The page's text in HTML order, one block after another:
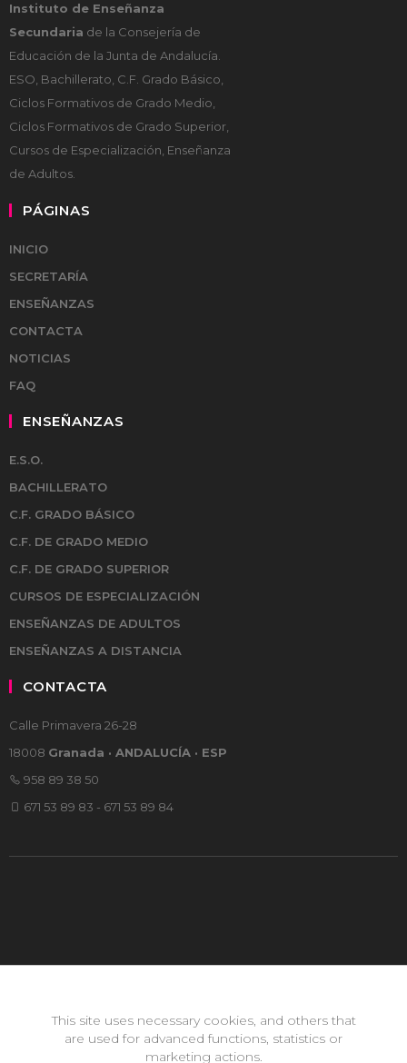
This site uses necessary cookies, and others that
are used for advanced functions, statistics or
marketing actions.
Instituto de Enseñanza
Secundaria de la Consejería de
Educación de la Junta de Andalucía.
ESO, Bachillerato, C.F. Grado Básico,
Ciclos Formativos de Grado Medio,
Ciclos Formativos de Grado Superior,
Cursos de Especialización, Enseñanza
de Adultos.
PÁGINAS
INICIO
SECRETARÍA
ENSEÑANZAS
CONTACTA
NOTICIAS
FAQ
ENSEÑANZAS
E.S.O.
BACHILLERATO
C.F. GRADO BÁSICO
C.F. DE GRADO MEDIO
C.F. DE GRADO SUPERIOR
CURSOS DE ESPECIALIZACIÓN
ENSEÑANZAS DE ADULTOS
ENSEÑANZAS A DISTANCIA
CONTACTA
Calle Primavera 26-28
18008 Granada · ANDALUCÍA · ESP
958 89 38 50
671 53 89 83 - 671 53 89 84